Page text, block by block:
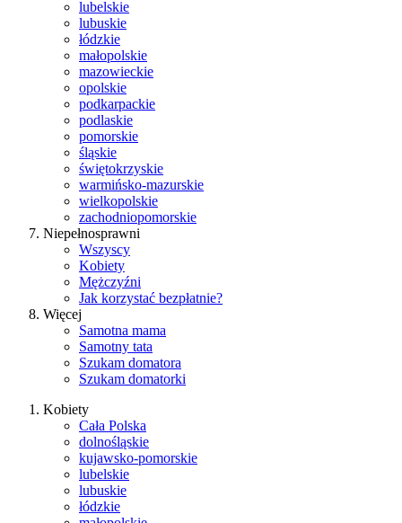
lubelskie
lubuskie
łódzkie
małopolskie
mazowieckie
opolskie
podkarpackie
podlaskie
pomorskie
śląskie
świętokrzyskie
warmińsko-mazurskie
wielkopolskie
zachodniopomorskie
Niepełnosprawni
Wszyscy
Kobiety
Mężczyźni
Jak korzystać bezpłatnie?
Więcej
Samotna mama
Samotny tata
Szukam domatora
Szukam domatorki
Kobiety
Cała Polska
dolnośląskie
kujawsko-pomorskie
lubelskie
lubuskie
łódzkie